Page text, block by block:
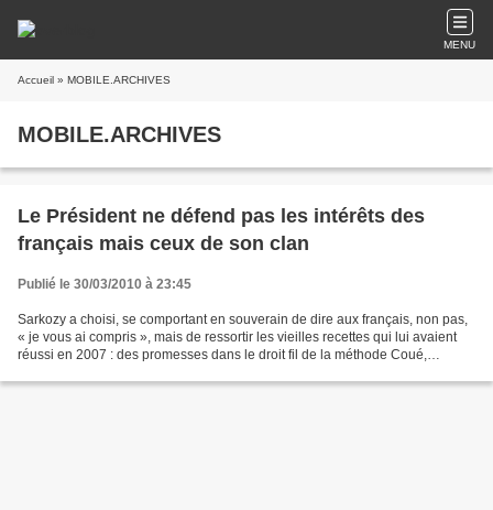
MENU
Accueil » MOBILE.ARCHIVES
MOBILE.ARCHIVES
Le Président ne défend pas les intérêts des
français mais ceux de son clan
Publié le 30/03/2010 à 23:45
Sarkozy a choisi, se comportant en souverain de dire aux français, non pas,
« je vous ai compris », mais de ressortir les vieilles recettes qui lui avaient
réussi en 2007 : des promesses dans le droit fil de la méthode Coué,